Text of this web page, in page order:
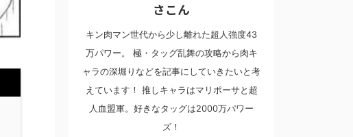
さこん
キン肉マン世代から少し離れた超人強度43
万パワー。 極・タッグ乱舞の攻略から肉キ
ャラの深堀りなどを記事にしていきたいと考
えています！ 推しキャラはマリポーサと超
人血盟軍。好きなタッグは2000万パワー
ズ！